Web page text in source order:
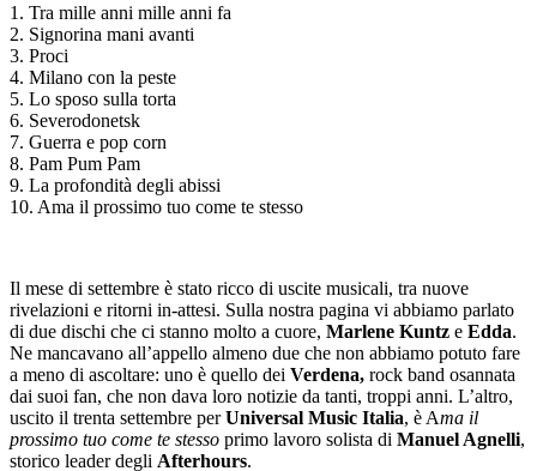
1. Tra mille anni mille anni fa
2. Signorina mani avanti
3. Proci
4. Milano con la peste
5. Lo sposo sulla torta
6. Severodonetsk
7. Guerra e pop corn
8. Pam Pum Pam
9. La profondità degli abissi
10. Ama il prossimo tuo come te stesso
Il mese di settembre è stato ricco di uscite musicali, tra nuove
rivelazioni e ritorni in-attesi. Sulla nostra pagina vi abbiamo parlato
di due dischi che ci stanno molto a cuore, Marlene Kuntz e Edda.
Ne mancavano all’appello almeno due che non abbiamo potuto fare
a meno di ascoltare: uno è quello dei Verdena, rock band osannata
dai suoi fan, che non dava loro notizie da tanti, troppi anni. L’altro,
uscito il trenta settembre perUniversal Music Italia, è Ama il
prossimo tuo come te stesso primo lavoro solista di Manuel Agnelli,
storico leader degli Afterhours.